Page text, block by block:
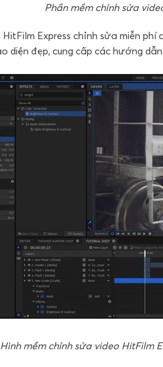
Phần mềm chỉnh sửa
HitFilm Express chỉnh sửa miễn
diện đẹp, cung cấp các hướng
Hình mềm chỉnh sửa video HitFilm